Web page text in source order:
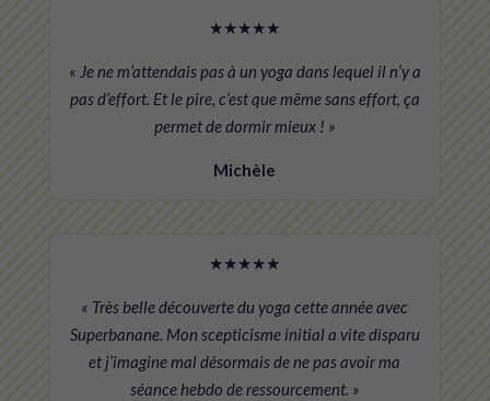
★★★★★
« Je ne m’attendais pas à un yoga dans lequel il n’y a
pas d’effort. Et le pire, c’est que même sans effort, ça
permet de dormir mieux ! »
Michèle
★★★★★
« Très belle découverte du yoga cette année avec
Superbanane. Mon scepticisme initial a vite disparu
et j’imagine mal désormais de ne pas avoir ma
séance hebdo de ressourcement. »